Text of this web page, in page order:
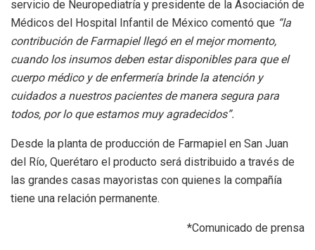
servicio de Neuropediatría y presidente de la Asociación de
Médicos del Hospital Infantil de México comentó que “la
contribución de Farmapiel llegó en el mejor momento,
cuando los insumos deben estar disponibles para que el
cuerpo médico y de enfermería brinde la atención y
cuidados a nuestros pacientes de manera segura para
todos, por lo que estamos muy agradecidos”.
Desde la planta de producción de Farmapiel en San Juan
del Río, Querétaro el producto será distribuido a través de
las grandes casas mayoristas con quienes la compañía
tiene una relación permanente.
*Comunicado de prensa